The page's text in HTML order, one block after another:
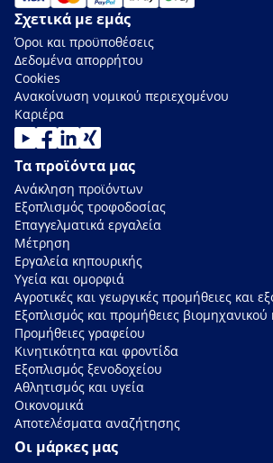
Σχετικά με εμάς
Όροι και προϋποθέσεις
Δεδομένα απορρήτου
Cookies
Ανακοίνωση νομικού περιεχομένου
Καριέρα
Τα προϊόντα μας
Ανάκληση προϊόντων
Εξοπλισμός τροφοδοσίας
Επαγγελματικά εργαλεία
Μέτρηση
Εργαλεία κηπουρικής
Υγεία και ομορφιά
Αγροτικές και γεωργικές προμήθειες και
Εξοπλισμός και προμήθειες
Προμήθειες γραφείου
Κινητικότητα και φροντίδα
Εξοπλισμός ξενοδοχείου
Αθλητισμός και υγεία
Οικονομικά
Αποτελέσματα αναζήτησης
Οι μάρκες μας